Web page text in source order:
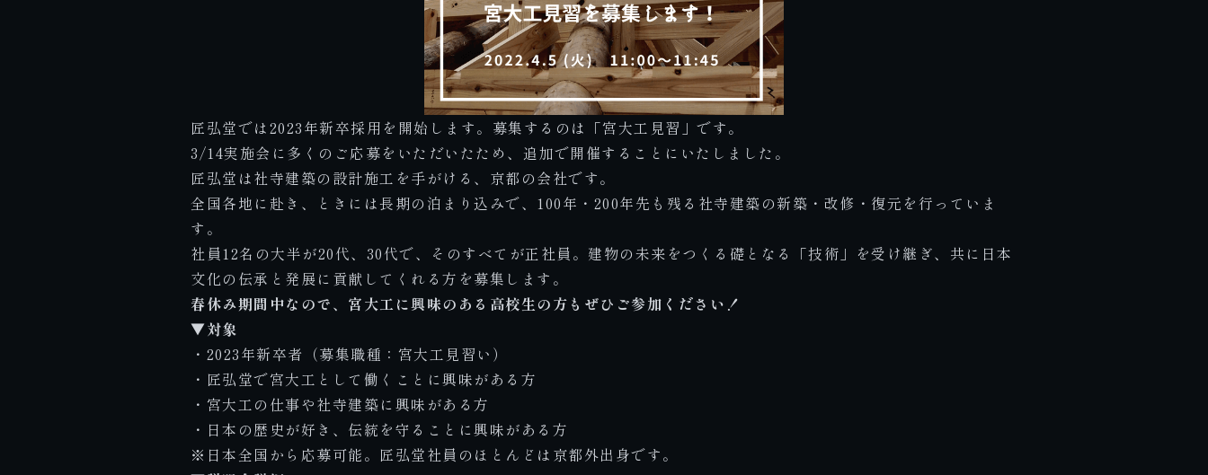
匠弘堂では2023年新卒採用を開始します。募集するのは「宮大工見習」です。
3/14実施会に多くのご応募をいただいたため、追加で開催することにいたしました。
匠弘堂は社寺建築の設計施工を手がける、京都の会社です。
全国各地に赴き、ときには長期の泊まり込みで、100年・200年先も残る社寺建築の新築・改修・復元を行っていま
す。
社員12名の大半が20代、30代で、そのすべてが正社員。建物の未来をつくる礎となる「技術」を受け継ぎ、共に日本
文化の伝承と発展に貢献してくれる方を募集します。
春休み期間中なので、宮大工に興味のある高校生の方もぜひご参加ください！
▼対象
・2023年新卒者（募集職種：宮大工見習い）
・匠弘堂で宮大工として働くことに興味がある方
・宮大工の仕事や社寺建築に興味がある方
・日本の歴史が好き、伝統を守ることに興味がある方
※日本全国から応募可能。匠弘堂社員のほとんどは京都外出身です。